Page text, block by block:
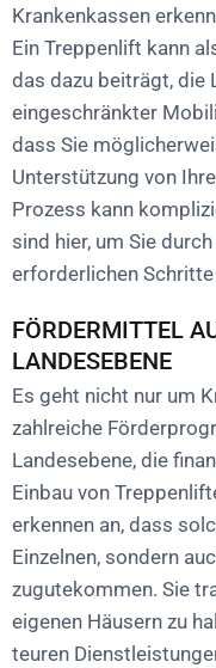
Krankenkassen
Ein Treppenlift kann
das dazu beiträgt, die
eingeschränkter
dass Sie
Unterstützung von
Prozess kann
sind hier, um Sie
erforderlichen
FÖRDERMITTEL
LANDESEBENE
Es geht nicht nur um
zahlreiche
Landesebene, die
Einbau von
erkennen an, dass
Einzelnen, sondern
zugutekommen. Sie
eigenen Häusern zu
teuren